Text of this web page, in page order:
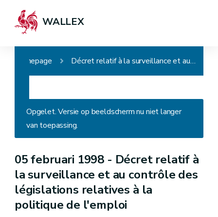
WALLEX
Homepage Décret relatif à la surveillance et au contrôle des législations relatives à la politique de l'emploi
Opgelet. Versie op beeldscherm nu niet langer
van toepassing.
05 februari 1998 - Décret relatif à
la surveillance et au contrôle des
législations relatives à la
politique de l'emploi